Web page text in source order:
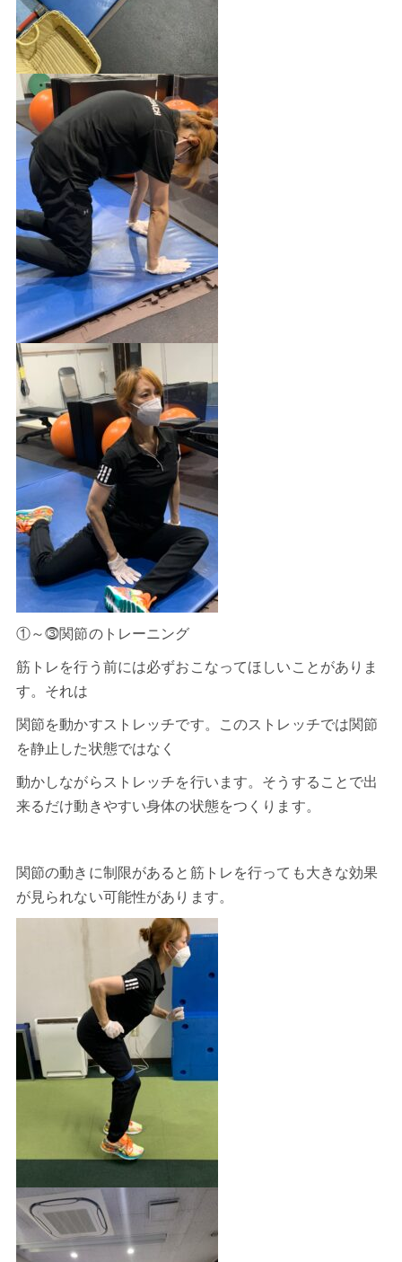
①～⓷関節のトレーニング
筋トレを行う前には必ずおこなってほしいことがありま
す。それは
関節を動かすストレッチです。このストレッチでは関節
を静止した状態ではなく
動かしながらストレッチを行います。そうすることで出
来るだけ動きやすい身体の状態をつくります。
関節の動きに制限があると筋トレを行っても大きな効果
が見られない可能性があります。